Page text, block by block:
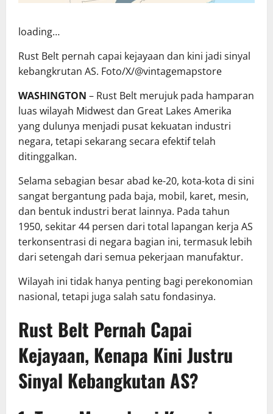
loading…
Rust Belt pernah capai kejayaan dan kini jadi sinyal
kebangkrutan AS. Foto/X/@vintagemapstore
WASHINGTON – Rust Belt merujuk pada hamparan
luas wilayah Midwest dan Great Lakes Amerika
yang dulunya menjadi pusat kekuatan industri
negara, tetapi sekarang secara efektif telah
ditinggalkan.
Selama sebagian besar abad ke-20, kota-kota di sini
sangat bergantung pada baja, mobil, karet, mesin,
dan bentuk industri berat lainnya. Pada tahun
1950, sekitar 44 persen dari total lapangan kerja AS
terkonsentrasi di negara bagian ini, termasuk lebih
dari setengah dari semua pekerjaan manufaktur.
Wilayah ini tidak hanya penting bagi perekonomian
nasional, tetapi juga salah satu fondasinya.
Rust Belt Pernah Capai
Kejayaan, Kenapa Kini Justru
Sinyal Kebangkutan AS?